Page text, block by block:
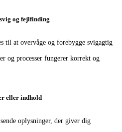
og fejlfinding
til at overvåge og forebygge svigagtig
og processer fungerer korrekt og
eller indhold
oplysninger, der giver dig